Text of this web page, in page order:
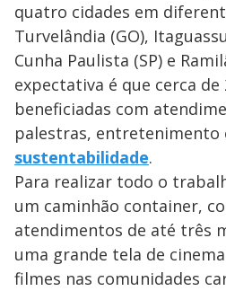
quatro cidades em
Turvelândia (GO),
Cunha Paulista (SP) e
expectativa é que cerca de
beneficiadas com
palestras, entretenimento
sustentabilidade.
Para realizar todo o
um caminhão container,
atendimentos de até três
uma grande tela de
filmes nas comunidades